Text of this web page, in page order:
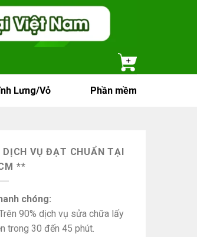
Lưng/Vỏ Phần mềm
DỊCH VỤ ĐẠT CHUẨN TẠI
**
chóng:
90% dịch vụ sửa chữa lấy
trong 30 đến 45 phút.